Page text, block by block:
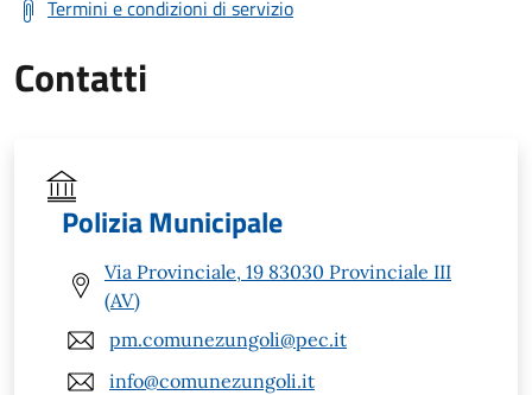
Termini e condizioni di servizio
Contatti
Polizia Municipale
Via Provinciale, 19 83030 Provinciale III
(AV)
pm.comunezungoli@pec.it
info@comunezungoli.it